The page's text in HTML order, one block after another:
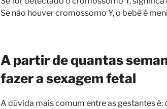
Se não houver cromossomo Y, o bebê é
A partir de quantas
fazer a sexagem fetal
A dúvida mais comum entre as gestantes é: